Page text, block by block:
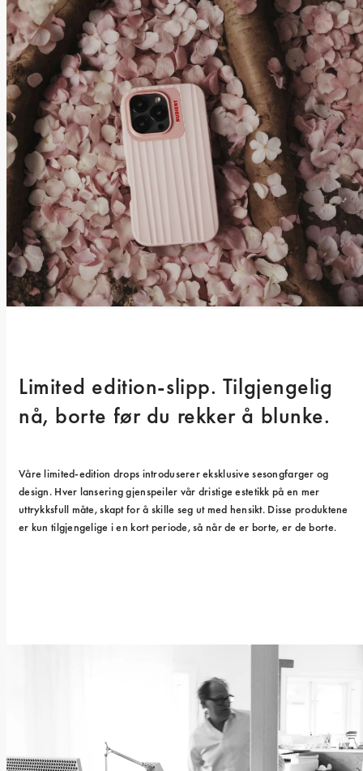
Limited edition-slipp. Tilgjengelig
nå, borte før du rekker å blunke.
Våre limited-edition drops introduserer eksklusive sesongfarger og
design. Hver lansering gjenspeiler vår dristige estetikk på en mer
uttrykksfull måte, skapt for å skille seg ut med hensikt. Disse produktene
er kun tilgjengelige i en kort periode, så når de er borte, er de borte.